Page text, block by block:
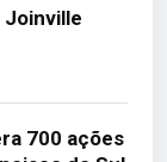
Joinville
700 ações